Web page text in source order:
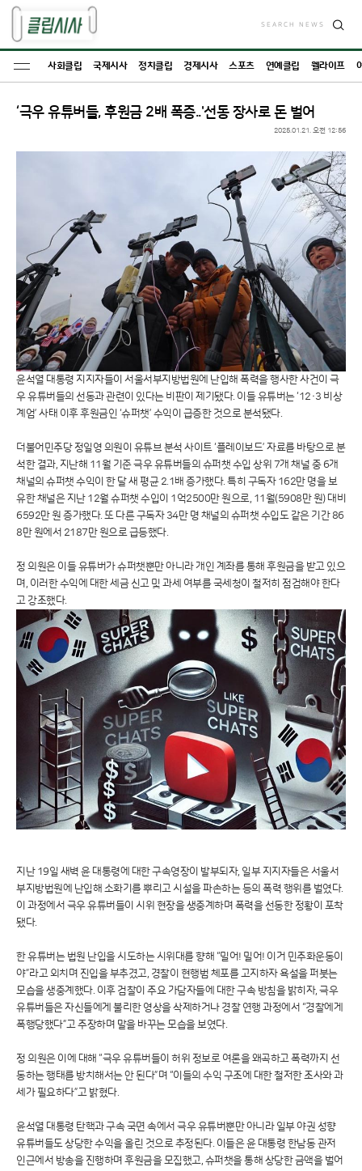
SEARCH NEWS
검
색
사회클립 국제시사 정치클립 경제시사 스포츠 연예클립 웰라이프
‘극우 유튜버들, 후원금 2배 폭증..'선동 장사로 돈 벌어
2025.01.21. 오전 12:56
윤석열 대통령 지지자들이 서울서부지방법원에 난입해 폭력을 행사한 사건이 극
우 유튜버들의 선동과 관련이 있다는 비판이 제기됐다. 이들 유튜버는 ‘12·3 비상
계엄’ 사태 이후 후원금인 ‘슈퍼챗’ 수익이 급증한 것으로 분석됐다.
더불어민주당 정일영 의원이 유튜브 분석 사이트 ‘플레이보드’ 자료를 바탕으로 분
석한 결과, 지난해 11월 기준 극우 유튜버들의 슈퍼챗 수입 상위 7개 채널 중 6개
채널의 슈퍼챗 수익이 한 달 새 평균 2.1배 증가했다. 특히 구독자 162만 명을 보
유한 채널은 지난 12월 슈퍼챗 수입이 1억2500만 원으로, 11월(5908만 원) 대비
6592만 원 증가했다. 또 다른 구독자 34만 명 채널의 슈퍼챗 수입도 같은 기간 86
8만 원에서 2187만 원으로 급등했다.
정 의원은 이들 유튜버가 슈퍼챗뿐만 아니라 개인 계좌를 통해 후원금을 받고 있으
며, 이러한 수익에 대한 세금 신고 및 과세 여부를 국세청이 철저히 점검해야 한다
고 강조했다.
지난 19일 새벽 윤 대통령에 대한 구속영장이 발부되자, 일부 지지자들은 서울서
부지방법원에 난입해 소화기를 뿌리고 시설을 파손하는 등의 폭력 행위를 벌였다.
이 과정에서 극우 유튜버들이 시위 현장을 생중계하며 폭력을 선동한 정황이 포착
됐다.
한 유튜버는 법원 난입을 시도하는 시위대를 향해 “밀어! 밀어! 이거 민주화운동이
야”라고 외치며 진입을 부추겼고, 경찰이 현행범 체포를 고지하자 욕설을 퍼붓는
모습을 생중계했다. 이후 검찰이 주요 가담자들에 대한 구속 방침을 밝히자, 극우
유튜버들은 자신들에게 불리한 영상을 삭제하거나 경찰 연행 과정에서 “경찰에게
폭행당했다”고 주장하며 말을 바꾸는 모습을 보였다.
정 의원은 이에 대해 “극우 유튜버들이 허위 정보로 여론을 왜곡하고 폭력까지 선
동하는 행태를 방치해서는 안 된다”며 “이들의 수익 구조에 대한 철저한 조사와 과
세가 필요하다”고 밝혔다.
윤석열 대통령 탄핵과 구속 국면 속에서 극우 유튜버뿐만 아니라 일부 야권 성향
유튜버들도 상당한 수익을 올린 것으로 추정된다. 이들은 윤 대통령 한남동 관저
인근에서 방송을 진행하며 후원금을 모집했고, 슈퍼챗을 통해 상당한 금액을 벌어